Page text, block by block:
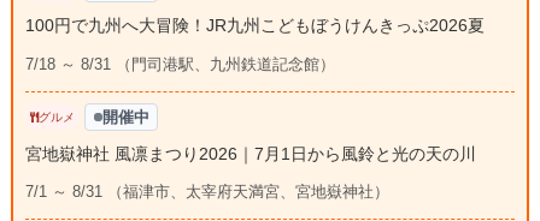
100円で九州へ大冒険！JR九州こどもぼうけんきっぷ2026夏
7/18 ～ 8/31 （門司港駅、九州鉄道記念館）
グルメ 開催中
宮地嶽神社 風凛まつり2026｜7月1日から風鈴と光の天の川
7/1 ～ 8/31 （福津市、太宰府天満宮、宮地嶽神社）